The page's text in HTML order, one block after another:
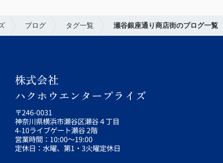
ブログ タグ一覧 瀬谷銀座通り商店街のブログ一覧
株式会社
ハクホウエンタープライズ
〒246-0031
神奈川県横浜市瀬谷区瀬谷４丁目
4-10ライブゲート瀬谷 2階
営業時間：10:00～19:00
定休日：水曜、第1・3火曜定休日